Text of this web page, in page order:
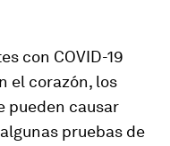
con COVID-19
el corazón, los
pueden causar
pruebas de